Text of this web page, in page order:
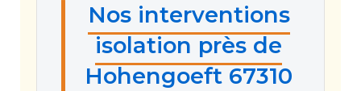
Nos interventions
isolation près de
Hohengoeft 67310